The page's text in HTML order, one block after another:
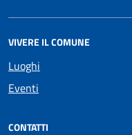
VIVERE IL COMUNE
Luoghi
Eventi
CONTATTI